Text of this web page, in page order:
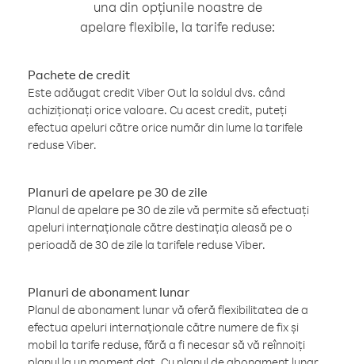
una din opțiunile noastre de
apelare flexibile, la tarife reduse:
Pachete de credit
Este adăugat credit Viber Out la soldul dvs. când
achiziționați orice valoare. Cu acest credit, puteți
efectua apeluri către orice număr din lume la tarifele
reduse Viber.
Planuri de apelare pe 30 de zile
Planul de apelare pe 30 de zile vă permite să efectuați
apeluri internaționale către destinația aleasă pe o
perioadă de 30 de zile la tarifele reduse Viber.
Planuri de abonament lunar
Planul de abonament lunar vă oferă flexibilitatea de a
efectua apeluri internaționale către numere de fix și
mobil la tarife reduse, fără a fi necesar să vă reînnoiți